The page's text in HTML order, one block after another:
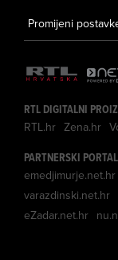
Promijeni
RTL DIGITALNI
RTL.hr Zena.hr
PARTNERSKI
emedjimurje.net.hr
varazdinski.net.hr
eZadar.net.hr